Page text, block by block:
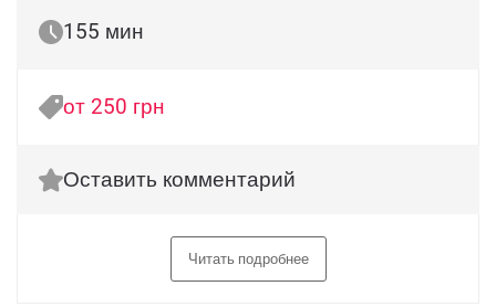
155 мин
от 250 грн
Оставить комментарий
Читать подробнее